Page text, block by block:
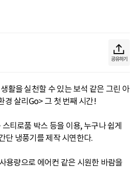
공유하기
활을 실천할 수 있는 보석 같은 그린 아
경 살리Go> 그 첫 번째 시간!
티로품 박스 등을 이용, 누구나 쉽게
단 냉풍기를 제작 시연한다.
용량으로 에어컨 같은 시원한 바람을